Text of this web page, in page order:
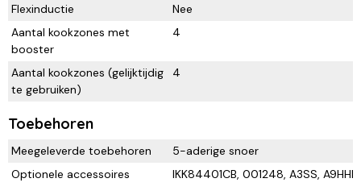
Flexinductie
Nee
Aantal kookzones met
booster
4
Aantal kookzones (gelijktijdig
te gebruiken)
4
Toebehoren
Meegeleverde toebehoren
5-aderige snoer
Optionele accessoires
IKK84401CB, 001248, A3SS,